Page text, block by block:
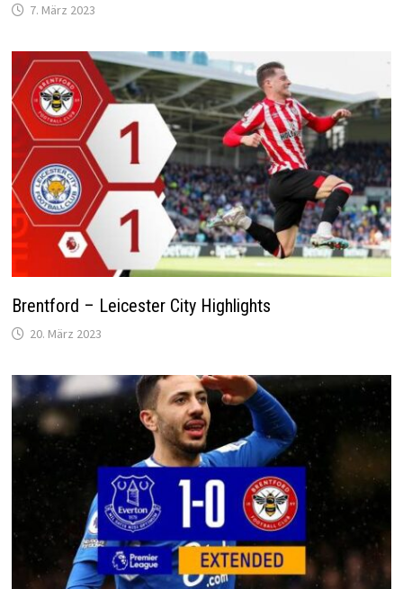
7. März 2023
Brentford – Leicester City Highlights
20. März 2023